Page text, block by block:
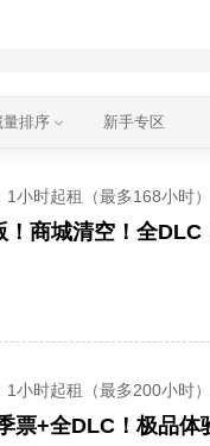
量排序 新手专区
1小时起租（最多168小时）
！商城清空！全DLC
1小时起租（最多200小时）
票+全DLC！极品体